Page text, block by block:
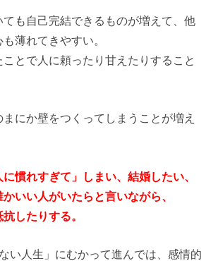
ても自己完結できるものが増えて、他
薄れてきやすい。
とで人に頼ったり甘えたりすること
まにか壁をつくってしまうことが増え
に慣れすぎて」しまい、結婚したい、
いい人がいたらと言いながら、
したりする。
い人生」にむかって進んでは、感情的